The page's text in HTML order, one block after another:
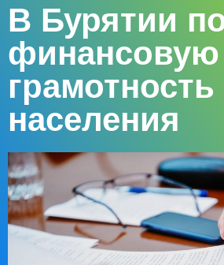
В Бурятии
финансовую
грамотность
населения